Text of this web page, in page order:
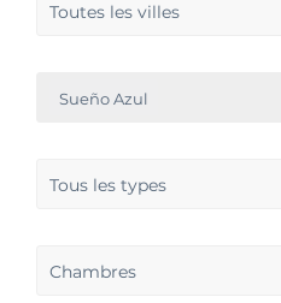
Toutes les villes
Sueño Azul
Tous les types
Chambres